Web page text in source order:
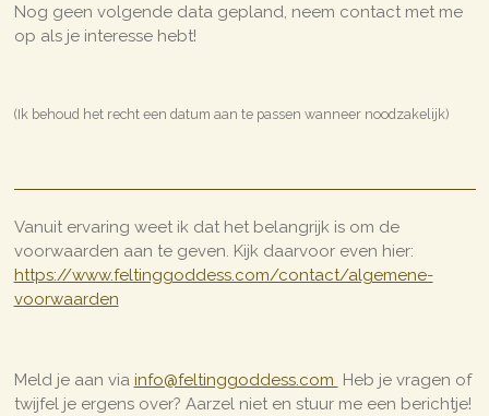
Nog geen volgende data gepland, neem contact met me
op als je interesse hebt!
(Ik behoud het recht een datum aan te passen wanneer noodzakelijk)
Vanuit ervaring weet ik dat het belangrijk is om de
voorwaarden aan te geven. Kijk daarvoor even hier:
https://www.feltinggoddess.com/contact/algemene-
voorwaarden
Meld je aan via info@feltinggoddess.com Heb je vragen of
twijfel je ergens over? Aarzel niet en stuur me een berichtje!